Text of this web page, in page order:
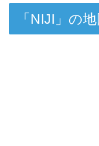
「NIJI」の